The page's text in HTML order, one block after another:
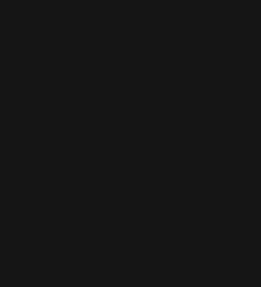
Croydon
Aider le secteur